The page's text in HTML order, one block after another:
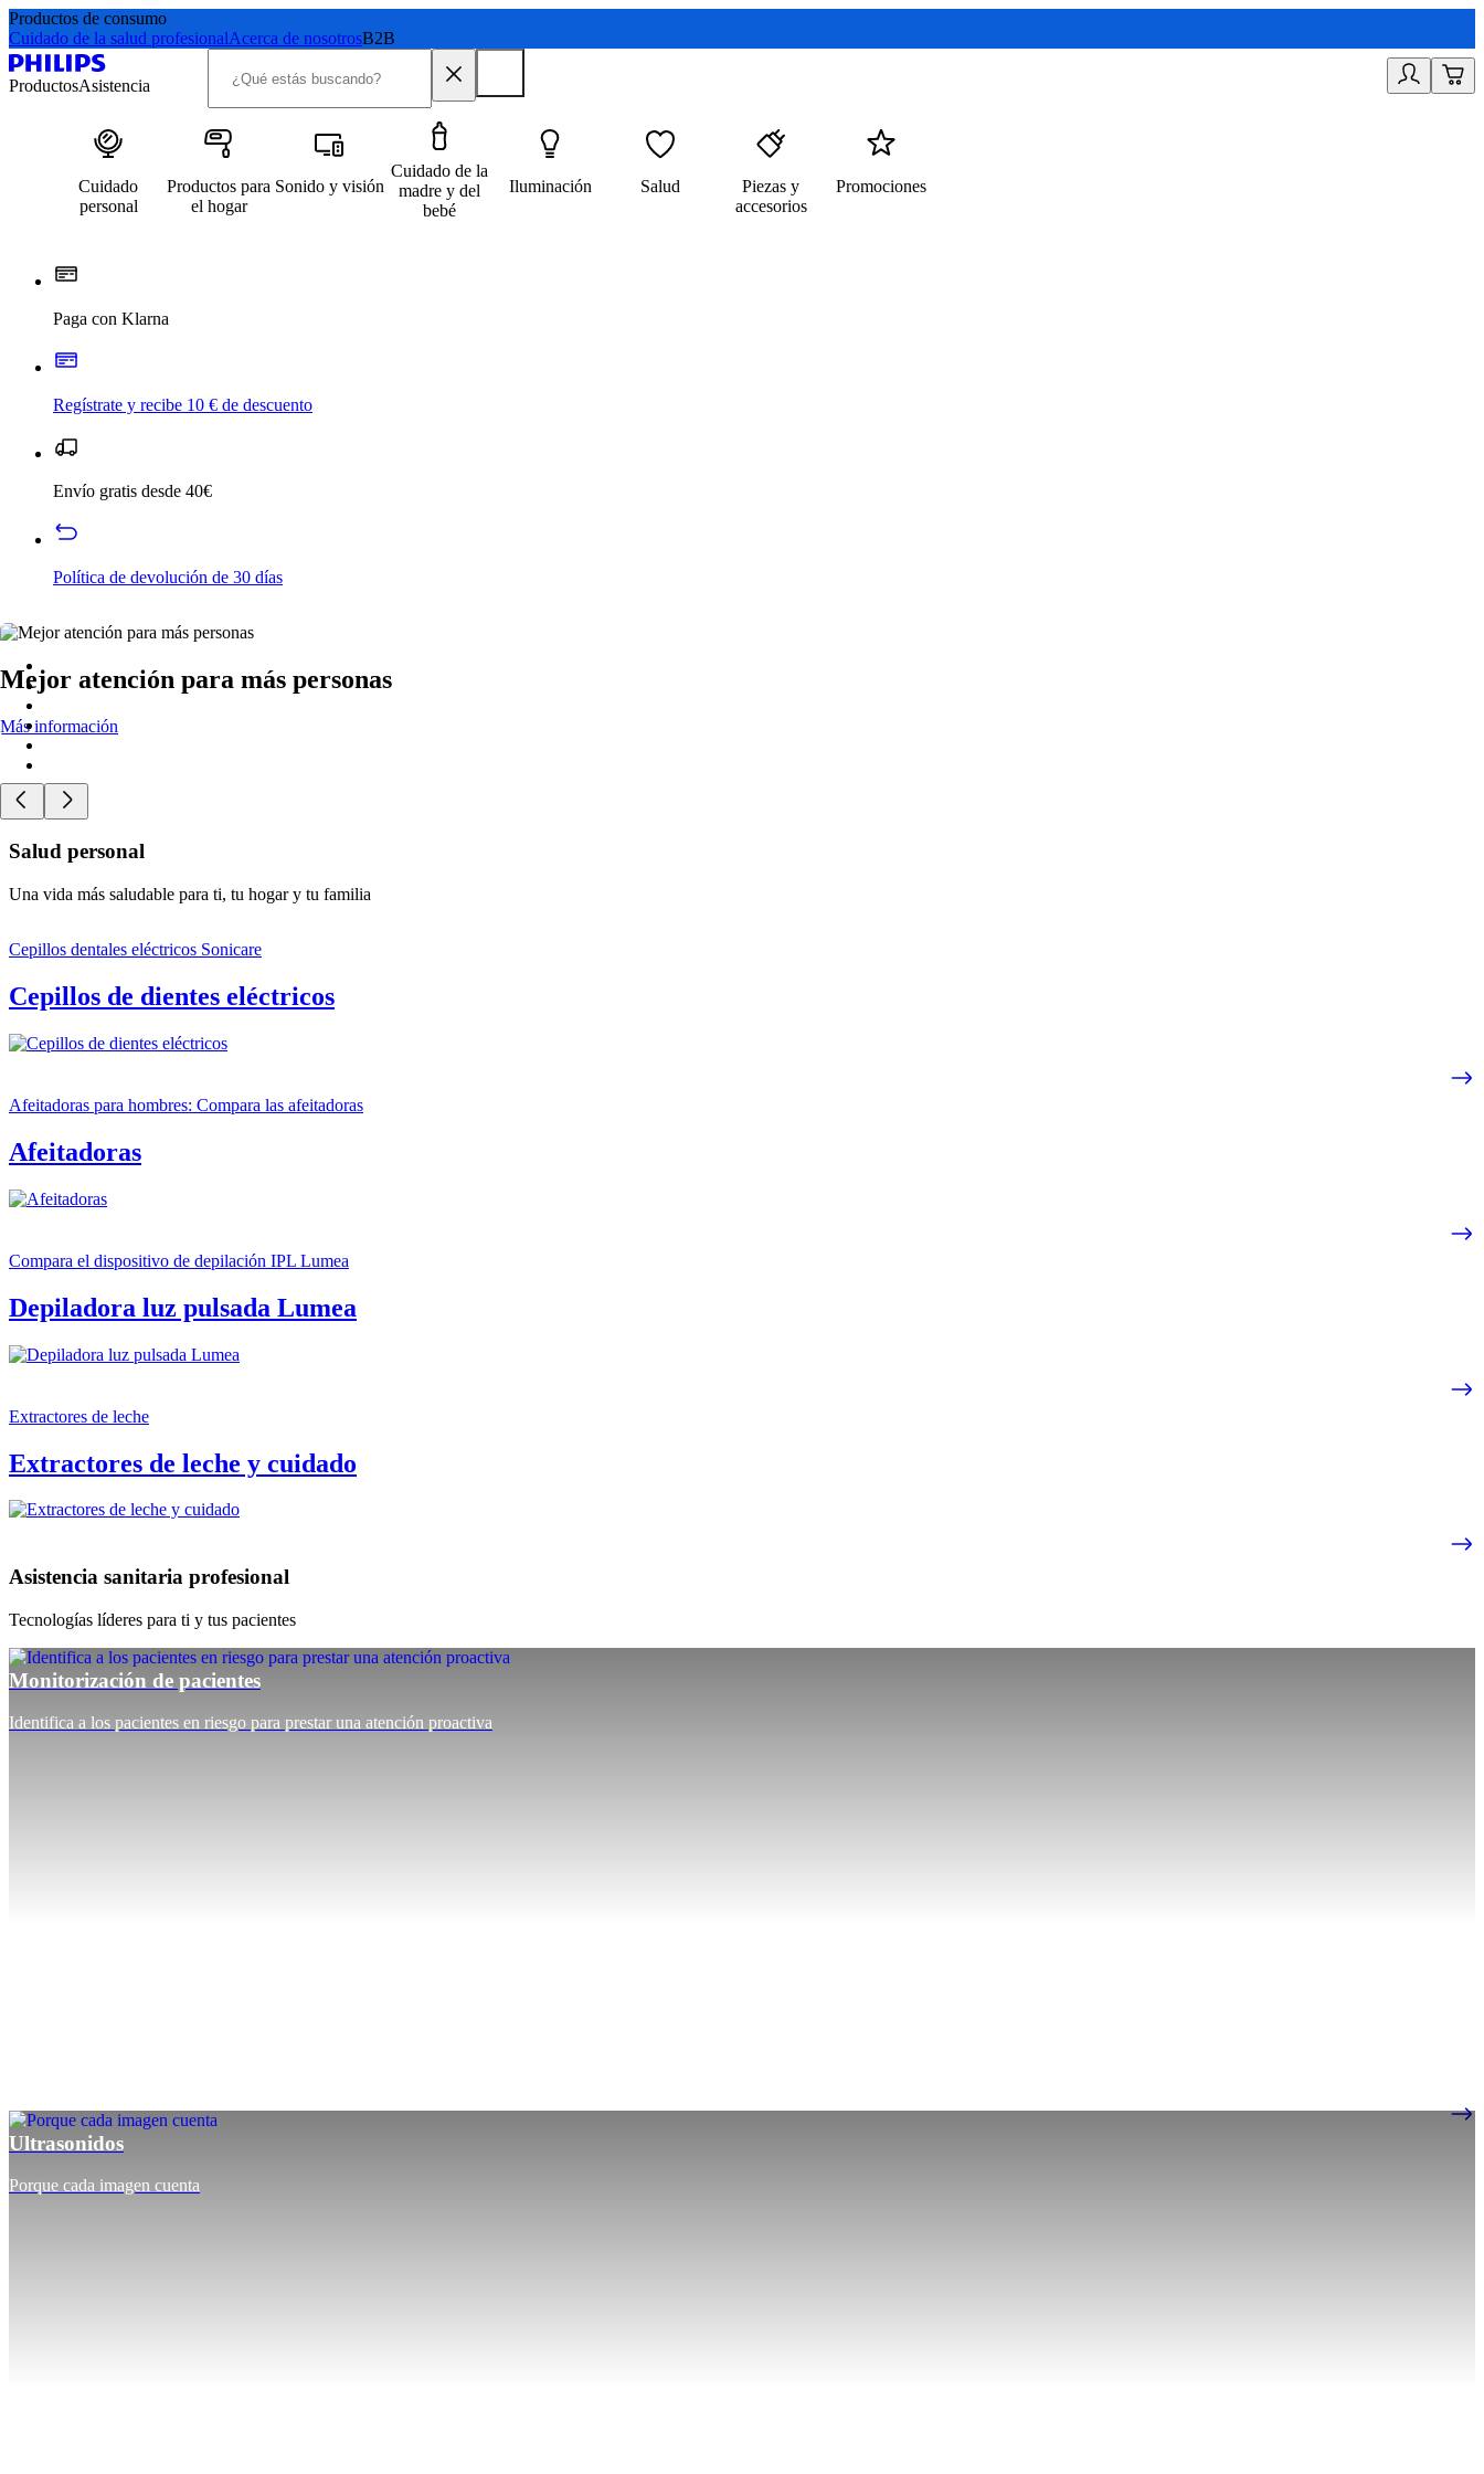
Productos de consumo
Cuidado de la salud profesionalAcerca de nosotrosB2B
ProductosAsistencia
Cuidado
personal
Productos para
el hogar
Sonido y visión
Cuidado de la
madre y del
bebé
Iluminación Salud
Piezas y
accesorios
Promociones
Paga con Klarna
Regístrate y recibe 10 € de descuento
Envío gratis desde 40€
Política de devolución de 30 días
Mejor atención para más personas
Más información
Salud personal
Una vida más saludable para ti, tu hogar y tu familia
Cepillos dentales eléctricos Sonicare
Cepillos de dientes eléctricos
Afeitadoras para hombres: Compara las afeitadoras
Afeitadoras
Compara el dispositivo de depilación IPL Lumea
Depiladora luz pulsada Lumea
Extractores de leche
Extractores de leche y cuidado
Asistencia sanitaria profesional
Tecnologías líderes para ti y tus pacientes
Monitorización de pacientes
Identifica a los pacientes en riesgo para prestar una atención proactiva
Ultrasonidos
Porque cada imagen cuenta